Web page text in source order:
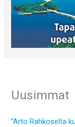
Uusimmat
”Arto Rahkoselta